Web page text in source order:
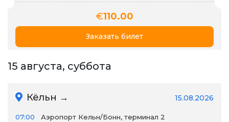
€110.00
Заказать билет
15 августа, суббота
Кёльн → 15.08.2026
07:00
Аэропорт Кельн/Бонн, терминал 2